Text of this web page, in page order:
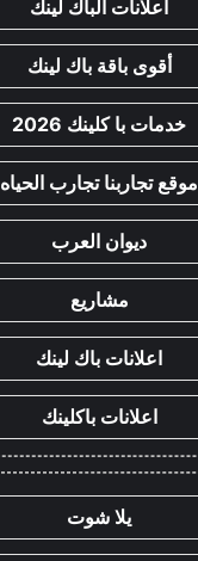
اعلانات الباك لينك
أقوى باقة باك لينك
خدمات با كلينك 2026
موقع تجاربنا تجارب الحياه
ديوان العرب
مشاريع
اعلانات باك لينك
اعلانات باكلينك
يلا شوت